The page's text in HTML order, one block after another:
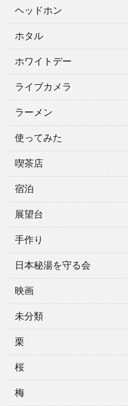
ヘッドホン
ホタル
ホワイトデー
ライブカメラ
ラーメン
使ってみた
喫茶店
宿泊
展望台
手作り
日本秘湯を守る会
映画
未分類
栗
桜
梅